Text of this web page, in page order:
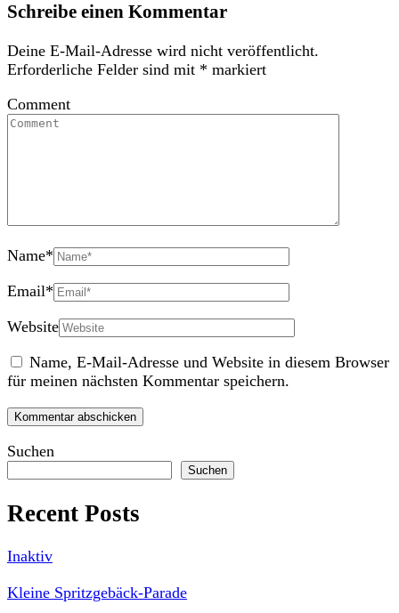
Schreibe einen Kommentar
Deine E-Mail-Adresse wird nicht veröffentlicht.
Erforderliche Felder sind mit * markiert
Comment
Name*
Email*
Website
Name, E-Mail-Adresse und Website in diesem Browser
für meinen nächsten Kommentar speichern.
Suchen
Suchen
Recent Posts
Inaktiv
Kleine Spritzgebäck-Parade